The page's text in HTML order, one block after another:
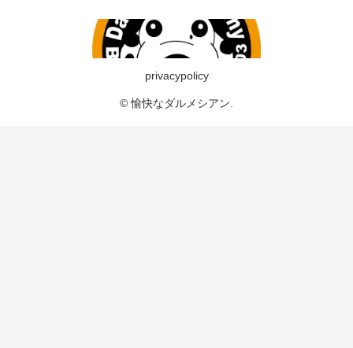
privacypolicy
© 愉快なダルメシアン.